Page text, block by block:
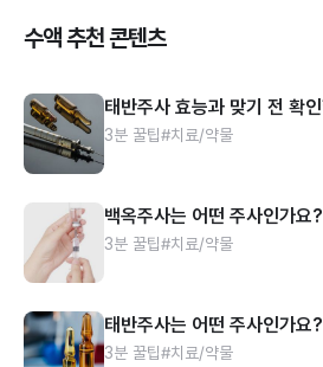
수액 추천 콘텐츠
태반주사 효능과 맞기 전 확
3분 꿀팁#치료/약물
백옥주사는 어떤 주사인가요
3분 꿀팁#치료/약물
태반주사는 어떤 주사인가요
3분 꿀팁#치료/약물